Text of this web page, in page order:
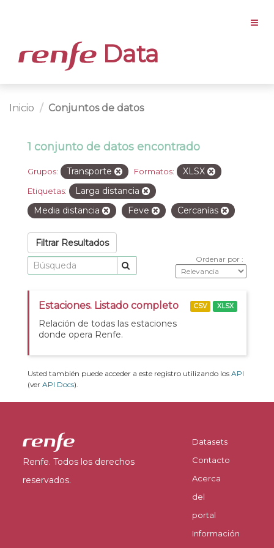
Data
Inicio Conjuntos de datos
1 conjunto de datos encontrado
Grupos: Transporte Formatos: XLSX
Etiquetas:
Larga distancia
Media distancia
Feve Cercanías
Filtrar Resultados
Ordenar por
Estaciones. Listado completo
Relación de todas las estaciones
donde opera Renfe.
CSV XLSX
Usted también puede acceder a este registro utilizando los API
(ver API Docs).
Renfe. Todos los derechos
reservados.
Datasets
Contacto
Acerca
del
portal
Información